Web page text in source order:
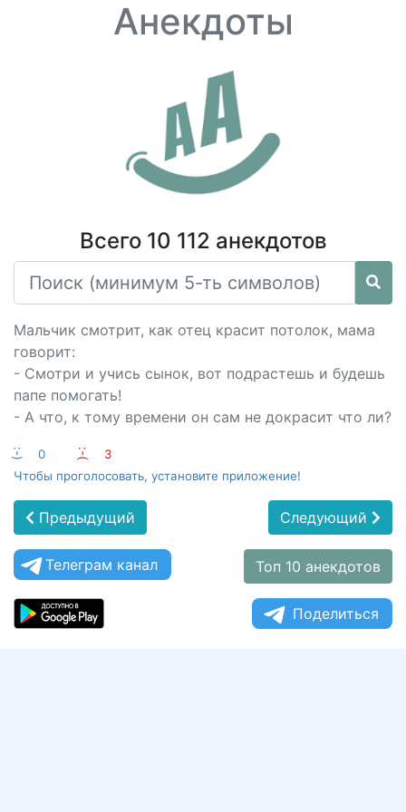
Анекдоты
Всего 10 112 анекдотов
Мальчик смотрит, как отец красит потолок, мама
говорит:
- Смотри и учись сынок, вот подрастешь и будешь
папе помогать!
- А что, к тому времени он сам не докрасит что ли?
:-) 0 :-(
3
Чтобы проголосовать, установите приложение!
Предыдущий Следующий
Телеграм канал Топ 10 анекдотов
Поделиться